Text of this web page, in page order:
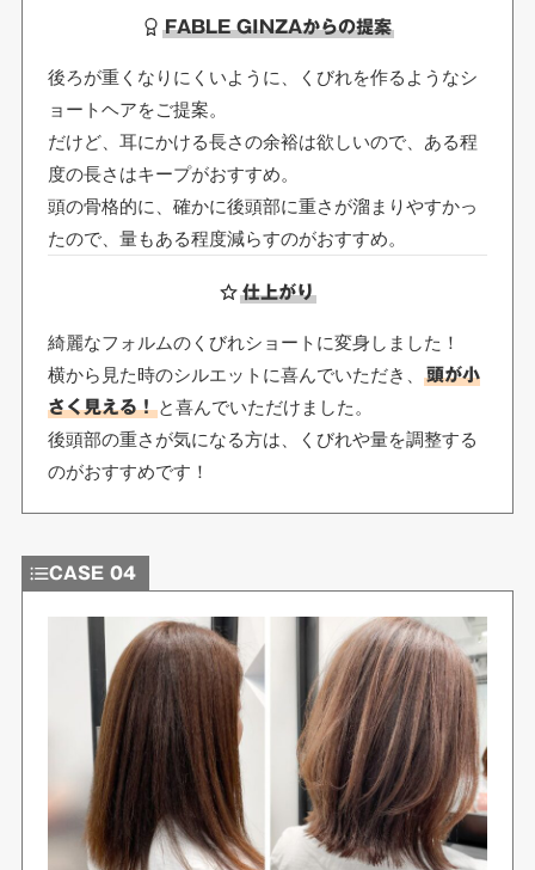
FABLE GINZAからの提案
後ろが重くなりにくいように、くびれを作るようなシ
ョートヘアをご提案。
だけど、耳にかける長さの余裕は欲しいので、ある程
度の長さはキープがおすすめ。
頭の骨格的に、確かに後頭部に重さが溜まりやすかっ
たので、量もある程度減らすのがおすすめ。
仕上がり
綺麗なフォルムのくびれショートに変身しました！
横から見た時のシルエットに喜んでいただき、頭が小
さく見える！ と喜んでいただけました。
後頭部の重さが気になる方は、くびれや量を調整する
のがおすすめです！
CASE 04